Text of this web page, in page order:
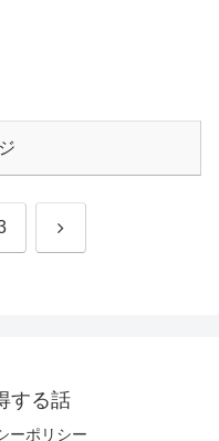
次
する話
ーポリシー